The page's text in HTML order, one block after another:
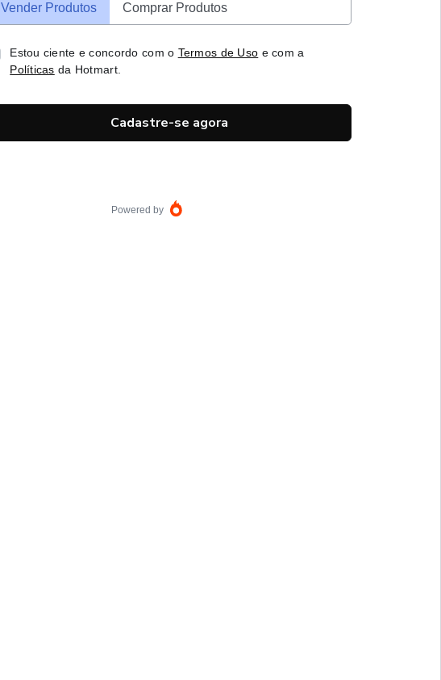
Vender Produtos Comprar Produtos
Estou ciente e concordo com o Termos de Uso e com a
Políticas da Hotmart.
Cadastre-se agora
Powered by